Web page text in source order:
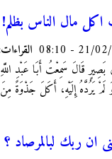
مال الناس بظلم!
21/02/
قَالَ سَمِعْتُ أَبَا عَبْدِ اللَّهِ
يَرُدَّهُ إِلَيْهِ، أَكَلَ جَذْوَةً مِنَ
ان ربك لبالمرصاد ؟